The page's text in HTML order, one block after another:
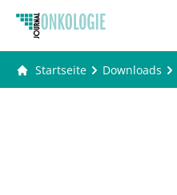
Startseite Downloads